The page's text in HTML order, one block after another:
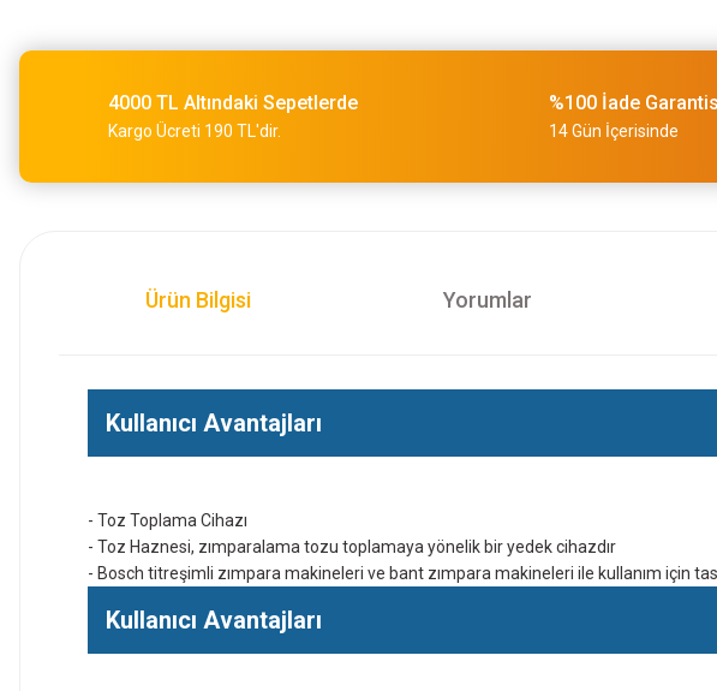
4000 TL Altındaki Sepetlerde
Kargo Ücreti 190 TL'dir.
%100 İade
14 Gün İçerisinde
Ürün Bilgisi Yorumlar
Kullanıcı Avantajları
- Toz Toplama Cihazı
- Toz Haznesi, zımparalama tozu toplamaya yönelik bir yedek cihazdır
- Bosch titreşimli zımpara makineleri ve bant zımpara makineleri ile kullanım için
Kullanıcı Avantajları